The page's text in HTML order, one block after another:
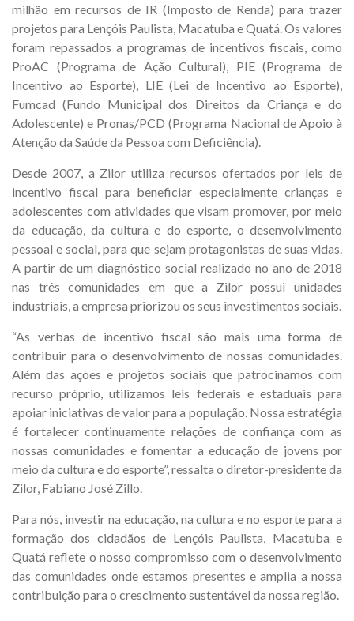
milhão em recursos de IR (Imposto de Renda) para trazer
projetos para Lençóis Paulista, Macatuba e Quatá. Os valores
foram repassados a programas de incentivos fiscais, como
ProAC (Programa de Ação Cultural), PIE (Programa de
Incentivo ao Esporte), LIE (Lei de Incentivo ao Esporte),
Fumcad (Fundo Municipal dos Direitos da Criança e do
Adolescente) e Pronas/PCD (Programa Nacional de Apoio à
Atenção da Saúde da Pessoa com Deficiência).
Desde 2007, a Zilor utiliza recursos ofertados por leis de
incentivo fiscal para beneficiar especialmente crianças e
adolescentes com atividades que visam promover, por meio
da educação, da cultura e do esporte, o desenvolvimento
pessoal e social, para que sejam protagonistas de suas vidas.
A partir de um diagnóstico social realizado no ano de 2018
nas três comunidades em que a Zilor possui unidades
industriais, a empresa priorizou os seus investimentos sociais.
“As verbas de incentivo fiscal são mais uma forma de
contribuir para o desenvolvimento de nossas comunidades.
Além das ações e projetos sociais que patrocinamos com
recurso próprio, utilizamos leis federais e estaduais para
apoiar iniciativas de valor para a população. Nossa estratégia
é fortalecer continuamente relações de confiança com as
nossas comunidades e fomentar a educação de jovens por
meio da cultura e do esporte”, ressalta o diretor-presidente da
Zilor, Fabiano José Zillo.
Para nós, investir na educação, na cultura e no esporte para a
formação dos cidadãos de Lençóis Paulista, Macatuba e
Quatá reflete o nosso compromisso com o desenvolvimento
das comunidades onde estamos presentes e amplia a nossa
contribuição para o crescimento sustentável da nossa região.